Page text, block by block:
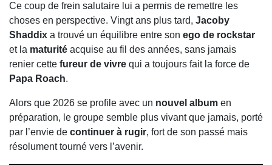
Ce coup de frein salutaire lui a permis de remettre les
choses en perspective. Vingt ans plus tard, Jacoby
Shaddix a trouvé un équilibre entre son ego de rockstar
et la maturité acquise au fil des années, sans jamais
renier cette fureur de vivre qui a toujours fait la force de
Papa Roach.
Alors que 2026 se profile avec un nouvel album en
préparation, le groupe semble plus vivant que jamais, porté
par l’envie de continuer à rugir, fort de son passé mais
résolument tourné vers l’avenir.